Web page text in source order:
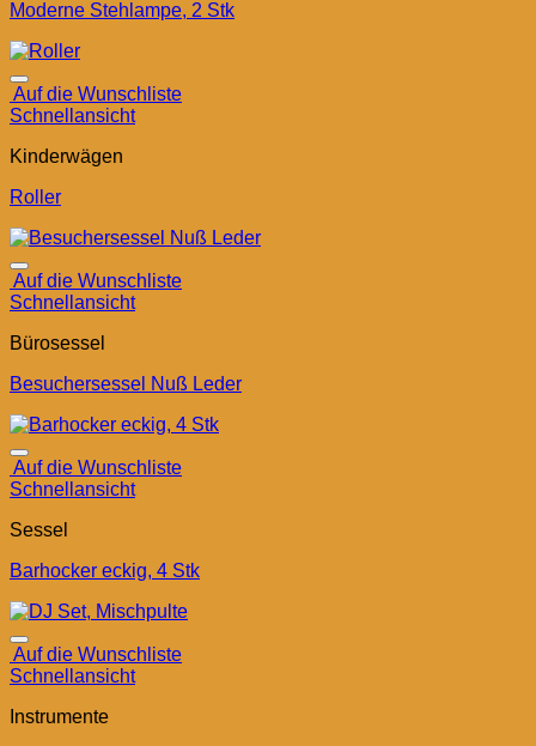
Moderne Stehlampe, 2 Stk
Auf die Wunschliste
Schnellansicht
Kinderwägen
Roller
Auf die Wunschliste
Schnellansicht
Bürosessel
Besuchersessel Nuß Leder
Auf die Wunschliste
Schnellansicht
Sessel
Barhocker eckig, 4 Stk
Auf die Wunschliste
Schnellansicht
Instrumente